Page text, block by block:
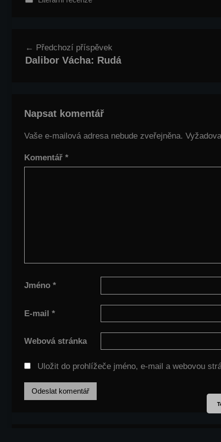
pro Předchozí příspěvek
Dalibor Vácha: Rudá
Napsat komentář
Vaše e-mailová adresa nebude zveřejněna.
Komentář *
Jméno *
E-mail *
Webová stránka
Uložit do prohlížeče jméno, e-mail a webovou